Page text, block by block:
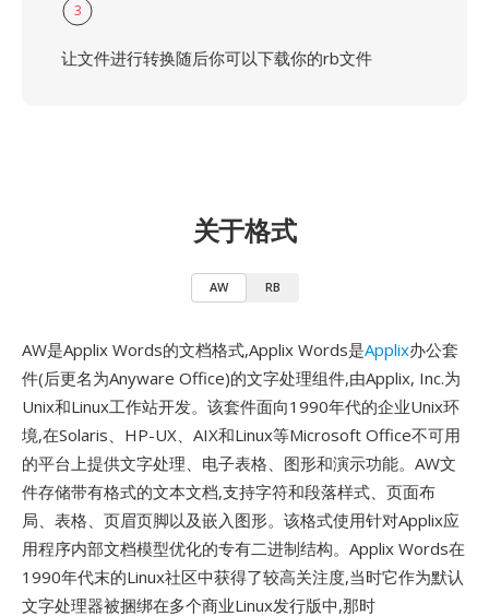
3
让文件进行转换随后你可以下载你的rb文件
关于格式
AW RB
AW是Applix Words的文档格式,Applix Words是Applix办公套
件(后更名为Anyware Office)的文字处理组件,由Applix, Inc.为
Unix和Linux工作站开发。该套件面向1990年代的企业Unix环
境,在Solaris、HP-UX、AIX和Linux等Microsoft Office不可用
的平台上提供文字处理、电子表格、图形和演示功能。AW文
件存储带有格式的文本文档,支持字符和段落样式、页面布
局、表格、页眉页脚以及嵌入图形。该格式使用针对Applix应
用程序内部文档模型优化的专有二进制结构。Applix Words在
1990年代末的Linux社区中获得了较高关注度,当时它作为默认
文字处理器被捆绑在多个商业Linux发行版中,那时